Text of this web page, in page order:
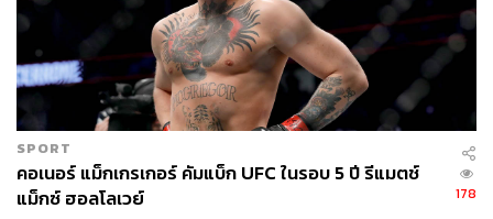
SPORT
คอเนอร์ แม็กเกรเกอร์ คัมแบ็ก UFC ในรอบ 5 ปี รีแมตช์
แม็กซ์ ฮอลโลเวย์
178